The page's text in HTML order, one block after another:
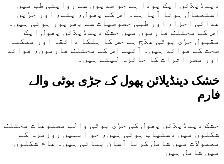
دینڈیلائن ایک پودا ہے جو صدیوں سے روایتی طب میں
استعمال ہوتا آیا ہے۔ اس کے پھول، پتے، اور جڑیں
غذائی اجزاء اور طبی خصوصیات سے بھرپور ہوتی ہیں۔
اس کے مختلف فارموں میں خشک دینڈیلائن پھول ایک
مقبول جڑی بوٹی علاج ہے جس کا ہلکا ذائقہ اور ممکنہ
صحت کے فوائد ہیں۔ آئیے اس کے مختلف فارموں، فوائد
اور مضر اثرات کا جائزہ لیتے ہیں۔
خشک دینڈیلائن پھول کے جڑی بوٹی والے
فارم
خشک دینڈیلائن پھول کی جڑی بوٹی والے مصنوعات مختلف
شکلوں میں دستیاب ہوتی ہیں، جو انہیں روزمرہ کے
معمولات میں شامل کرنا آسان بناتی ہیں۔ عام شکلوں
میں شامل ہیں